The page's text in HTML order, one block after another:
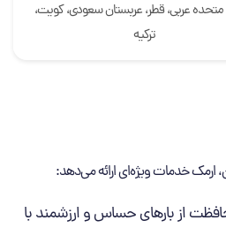
متحده عربی، قطر، عربستان سعودی، کویت،
ترکیه
ارمک خدمات ویژه‌ای ارائه می‌دهد:
از بارهای حساس و ارزشمند با